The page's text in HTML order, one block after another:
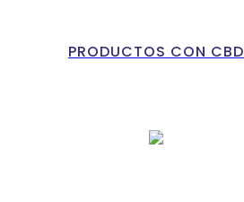
PRODUCTOS CON CBD